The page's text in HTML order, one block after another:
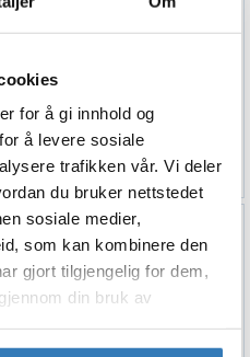
for å gi innhold og
å levere sosiale
trafikken vår. Vi deler
du bruker nettstedet
sosiale medier,
som kan kombinere den
gjort tilgjengelig for dem,
din bruk av
- 16pk